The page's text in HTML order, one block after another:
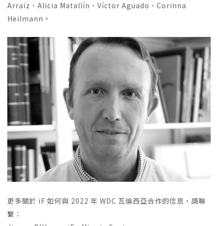
Arraiz、Alicia Matallín、Víctor Aguado、Corinna
Heilmann。
更多關於 iF 如何與 2022 年 WDC 瓦倫西亞合作的信息，請聯
繫：